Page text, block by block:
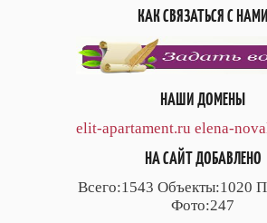
КАК СВЯЗАТЬСЯ С НАМИ
НАШИ ДОМЕНЫ
elit-apartament.ru elena-
НА САЙТ ДОБАВЛЕНО
Всего:1543 Объекты:1020
Фото:247